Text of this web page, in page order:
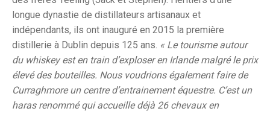
longue dynastie de distillateurs artisanaux et
indépendants, ils ont inauguré en 2015 la première
distillerie à Dublin depuis 125 ans. « Le tourisme autour
du whiskey est en train d’exploser en Irlande malgré le prix
élevé des bouteilles. Nous voudrions également faire de
Curraghmore un centre d’entrainement équestre. C’est un
haras renommé qui accueille déjà 26 chevaux en